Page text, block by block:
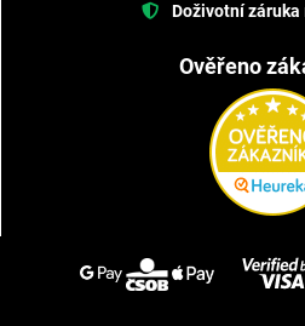
Doživotní záruka
Ověřeno